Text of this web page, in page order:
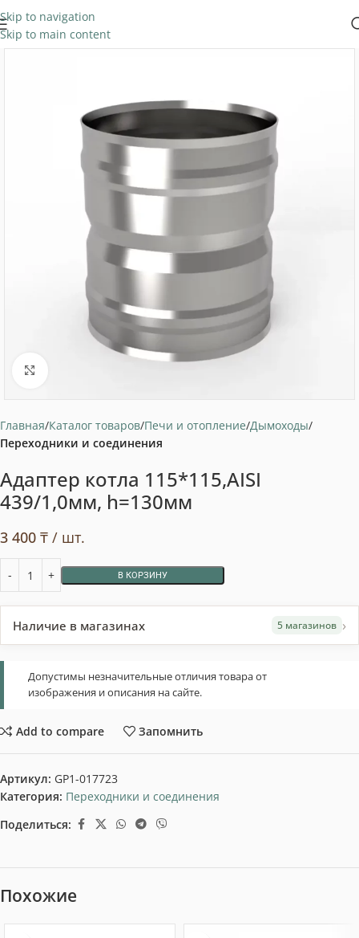
Skip to navigation
Skip to main content
Главная Каталог товаров Печи и отопление Дымоходы
Переходники и соединения
Адаптер котла 115*115,AISI
439/1,0мм, h=130мм
3 400 ₸ / шт.
В КОРЗИНУ
Наличие в магазинах 5 магазинов ›
Допустимы незначительные отличия товара от
изображения и описания на сайте.
Add to compare Запомнить
Артикул: GP1-017723
Категория: Переходники и соединения
Поделиться:
Похожие